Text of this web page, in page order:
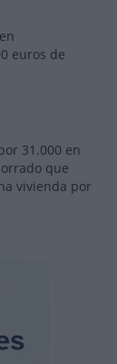
euros de
31.000 en
que
vivienda por